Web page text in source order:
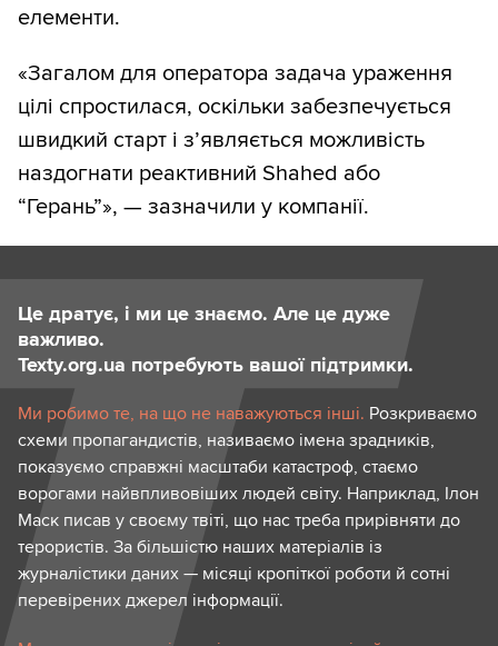
елементи.
«Загалом для оператора задача ураження
цілі спростилася, оскільки забезпечується
швидкий старт і з’являється можливість
наздогнати реактивний Shahed або
“Герань”», — зазначили у компанії.
Це дратує, і ми це знаємо. Але це дуже
важливо.
Texty.org.ua потребують вашої підтримки.
Ми робимо те, на що не наважуються інші. Розкриваємо
схеми пропагандистів, називаємо імена зрадників,
показуємо справжні масштаби катастроф, стаємо
ворогами найвпливовіших людей світу. Наприклад, Ілон
Маск писав у своєму твіті, що нас треба прирівняти до
терористів. За більшістю наших матеріалів із
журналістики даних — місяці кропіткої роботи й сотні
перевірених джерел інформації.